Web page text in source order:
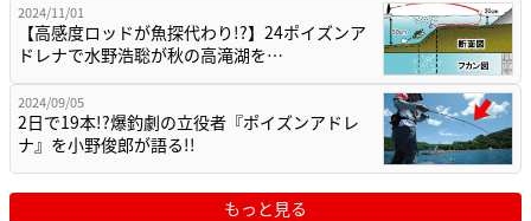
2024/11/01
【高感度ロッドが魚探代わり!?】24ポイズンア
ドレナで水野浩聡が秋の高滝湖を…
2024/09/05
2日で19本!?爆釣劇の立役者『ポイズンアドレ
ナ』を小野俊郎が語る!!
もっと見る